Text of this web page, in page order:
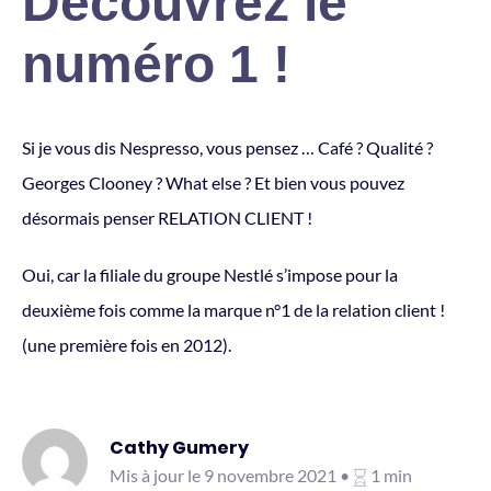
numéro 1 !
Si je vous dis Nespresso, vous pensez … Café ? Qualité ?
Georges Clooney ? What else ? Et bien vous pouvez
désormais penser RELATION CLIENT !
Oui, car la filiale du groupe Nestlé s’impose pour la
deuxième fois comme la marque n°1 de la relation client !
(une première fois en 2012).
Cathy Gumery
Mis à jour le 9 novembre 2021 • 1 min